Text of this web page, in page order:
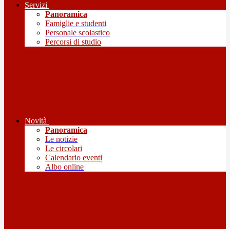
Servizi
Panoramica
Famiglie e studenti
Personale scolastico
Percorsi di studio
Novità
Panoramica
Le notizie
Le circolari
Calendario eventi
Albo online